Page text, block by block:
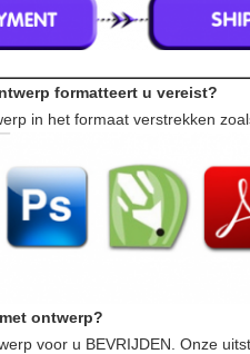
formatteert u vereist?
in het formaat verstrekken
ontwerp?
voor u BEVRIJDEN. Onze